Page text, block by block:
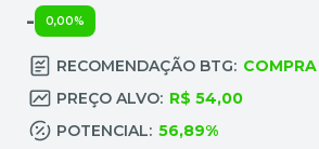
- 0,00%
RECOMENDAÇÃO BTG: COMPRA
PREÇO ALVO: R$ 54,00
POTENCIAL: 56,89%